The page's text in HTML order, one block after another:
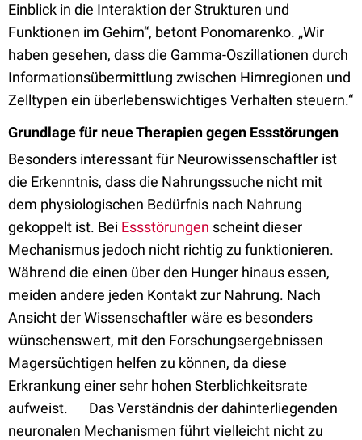
Einblick in die Interaktion der Strukturen und
Funktionen im Gehirn“, betont Ponomarenko. „Wir
haben gesehen, dass die Gamma-Oszillationen durch
Informationsübermittlung zwischen Hirnregionen und
Zelltypen ein überlebenswichtiges Verhalten steuern.“
Grundlage für neue Therapien gegen Essstörungen
Besonders interessant für Neurowissenschaftler ist
die Erkenntnis, dass die Nahrungssuche nicht mit
dem physiologischen Bedürfnis nach Nahrung
gekoppelt ist. Bei Essstörungen scheint dieser
Mechanismus jedoch nicht richtig zu funktionieren.
Während die einen über den Hunger hinaus essen,
meiden andere jeden Kontakt zur Nahrung. Nach
Ansicht der Wissenschaftler wäre es besonders
wünschenswert, mit den Forschungsergebnissen
Magersüchtigen helfen zu können, da diese
Erkrankung einer sehr hohen Sterblichkeitsrate
aufweist. Das Verständnis der dahinterliegenden
neuronalen Mechanismen führt vielleicht nicht zu